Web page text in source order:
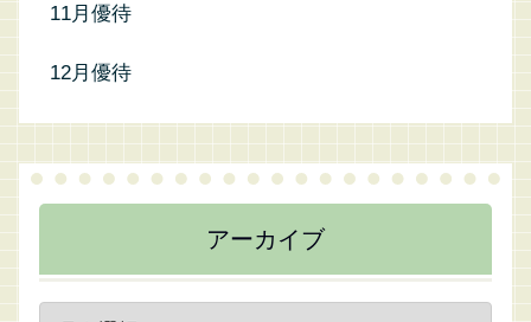
11月優待
12月優待
アーカイブ